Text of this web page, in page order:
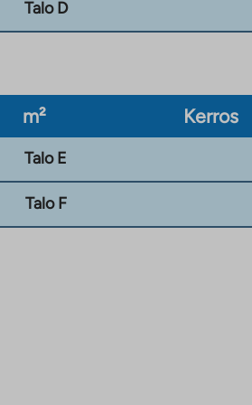
Talo D
m² Kerros
Talo E
Talo F